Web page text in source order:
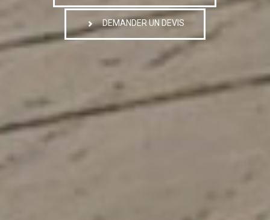
DEMANDER UN DEVIS